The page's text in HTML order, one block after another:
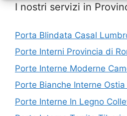
I nostri servizi in
Porta Blindata Casal
Porte Interni Provincia di
Porte Interne Moderne
Porte Bianche Interne
Porte Interne In Legno